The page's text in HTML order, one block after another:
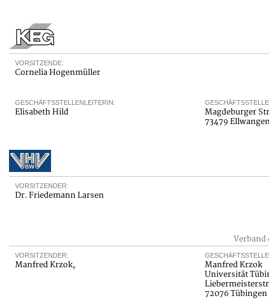
VORSITZENDE:
Cornelia Hogenmüller
GESCHÄFTSSTELLENLEITERIN:
Elisabeth Hild
Magdeburger
73479
VORSITZENDER:
Dr. Friedemann Larsen
Verband
VORSITZENDER:
Manfred Krzok,
Manfred Krzok
Universität
72076 Tübingen